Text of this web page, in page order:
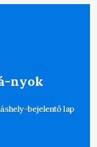
nyok
bejelentő lap